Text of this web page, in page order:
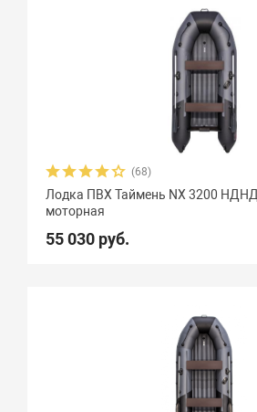
(68)
Лодка ПВХ Таймень NX 3200 НДНД
моторная
55 030 руб.